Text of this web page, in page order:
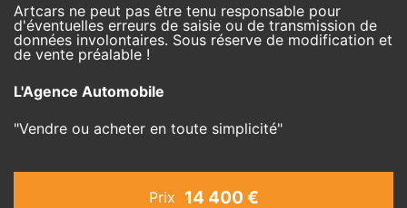
Artcars ne peut pas être tenu responsable pour
d'éventuelles erreurs de saisie ou de transmission de
données involontaires. Sous réserve de modification et
de vente préalable !
L'Agence Automobile
"Vendre ou acheter en toute simplicité"
Prix 14 400 €